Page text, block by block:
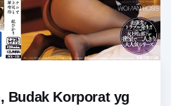
Budak Korporat yg